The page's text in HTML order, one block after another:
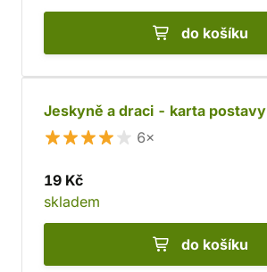
do košíku
Jeskyně a draci - karta postavy
6×
19 Kč
skladem
do košíku